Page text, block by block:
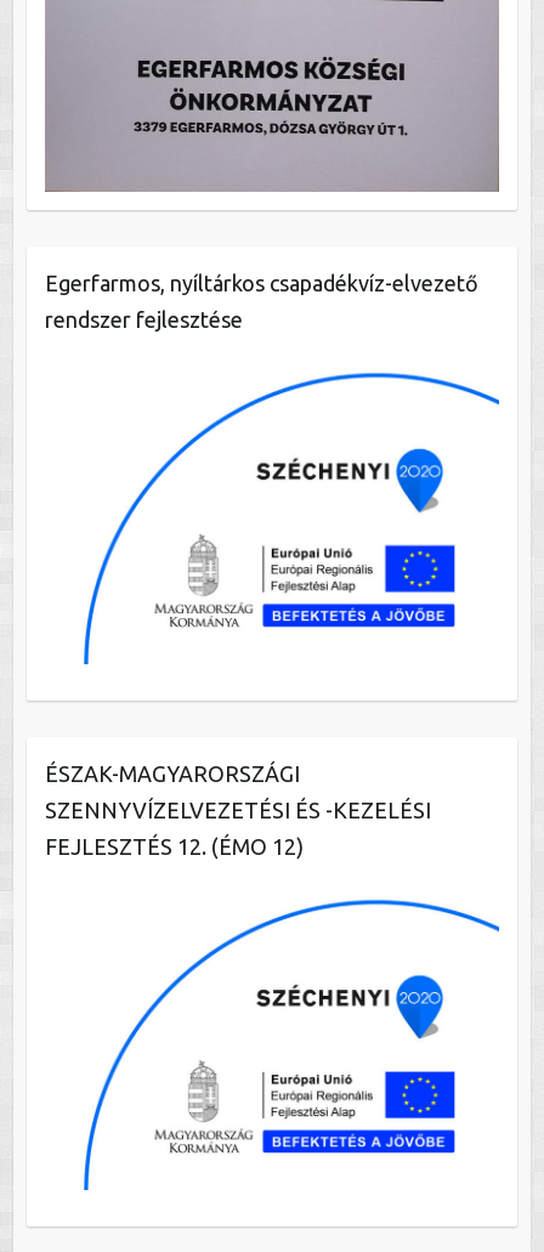
Egerfarmos, nyíltárkos csapadékvíz-elvezető
rendszer fejlesztése
ÉSZAK-MAGYARORSZÁGI
SZENNYVÍZELVEZETÉSI ÉS -KEZELÉSI
FEJLESZTÉS 12. (ÉMO 12)